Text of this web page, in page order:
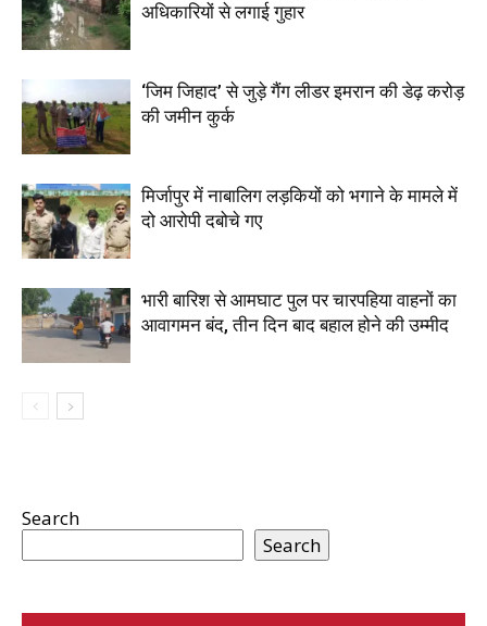
अधिकारियों से लगाई गुहार
‘जिम जिहाद’ से जुड़े गैंग लीडर इमरान की डेढ़ करोड़
की जमीन कुर्क
मिर्जापुर में नाबालिग लड़कियों को भगाने के मामले में
दो आरोपी दबोचे गए
भारी बारिश से आमघाट पुल पर चारपहिया वाहनों का
आवागमन बंद, तीन दिन बाद बहाल होने की उम्मीद
Search
Search